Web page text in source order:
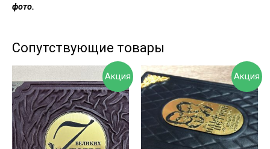
фото.
Сопутствующие товары
Акция Акция